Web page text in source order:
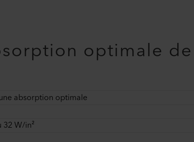
optimale
absorption optimale
W/in²